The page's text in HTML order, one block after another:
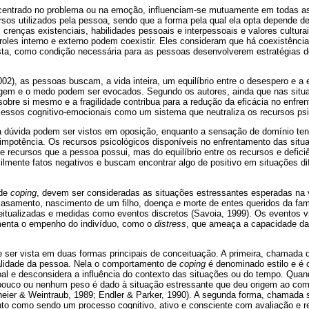
no problema ou na emoção, influenciam-se mutuamente em todas
utilizados pela pessoa, sendo que a forma pela qual ela opta depende
existenciais, habilidades pessoais e interpessoais e valores
interno e externo podem coexistir. Eles consideram que há
como condição necessária para as pessoas desenvolverem estratégias
as pessoas buscam, a vida inteira, um equilíbrio entre o desespero e a
e o medo podem ser evocados. Segundo os autores, ainda que nas
si mesmo e a fragilidade contribua para a redução da eficácia no
cognitivo-emocionais como um sistema que neutraliza os recursos
podem ser vistos em oposição, enquanto a sensação de domínio
Os recursos psicológicos disponíveis no enfrentamento das
recursos que a pessoa possui, mas do equilíbrio entre os recursos e
fatos negativos e buscam encontrar algo de positivo em situações
coping , devem ser consideradas as situações estressantes esperadas
nascimento de um filho, doença e morte de entes queridos da
e medidas como eventos discretos (Savoia, 1999). Os eventos
o empenho do indivíduo, como o distress , que ameaça a capacidade
ser vista em duas formas principais de conceituação. A primeira, chamada
da pessoa. Nela o comportamento de coping é denominado estilo e é
e desconsidera a influência do contexto das situações ou do tempo.
ou nenhum peso é dado à situação estressante que deu origem ao
& Weintraub, 1989; Endler & Parker, 1990). A segunda forma, chamada
como sendo um processo cognitivo, ativo e consciente com avaliação e